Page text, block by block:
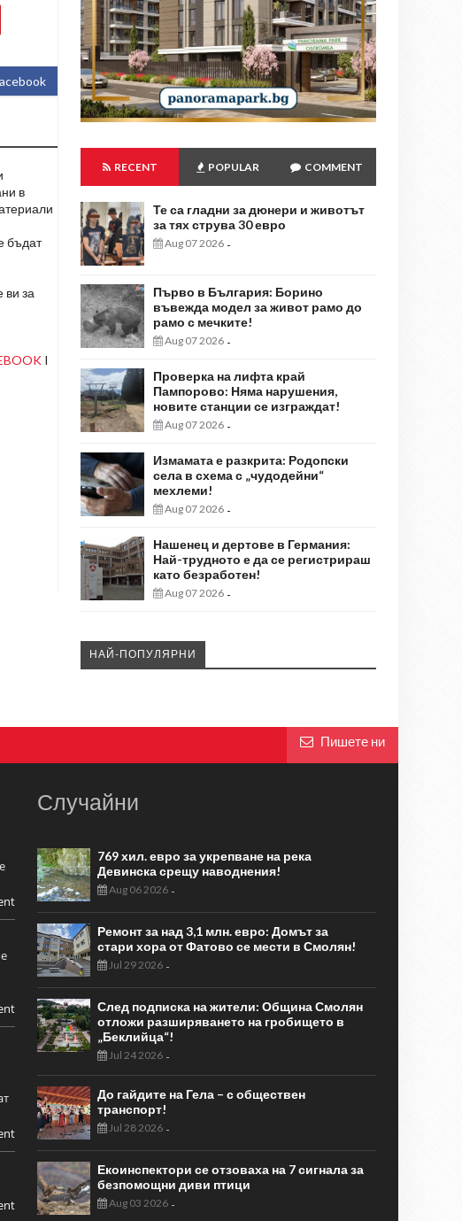
в
бъдат
ви за
I
RECENT POPULAR COMMENT
Те са гладни за дюнери и животът
за тях струва 30 евро
Aug 07 2026 -
Първо в България: Борино
въвежда модел за живот рамо до
рамо с мечките!
Aug 07 2026 -
Проверка на лифта край
Пампорово: Няма нарушения,
новите станции се изграждат!
Aug 07 2026 -
Измамата е разкрита: Родопски
села в схема с „чудодейни“
мехлеми!
Aug 07 2026 -
Нашенец и дертове в Германия:
Най-трудното е да се регистрираш
като безработен!
Aug 07 2026 -
НАЙ-ПОПУЛЯРНИ
Пишете ни
Случайни
769 хил. евро за укрепване на река
Девинска срещу наводнения!
Aug 06 2026-
Ремонт за над 3,1 млн. евро: Домът за
стари хора от Фатово се мести в Смолян!
Jul 29 2026-
След подписка на жители: Община Смолян
отложи разширяването на гробището в
„Беклийца“!
Jul 24 2026-
До гайдите на Гела – с обществен
транспорт!
Jul 28 2026-
Екоинспектори се отзоваха на 7 сигнала за
безпомощни диви птици
Aug 03 2026-